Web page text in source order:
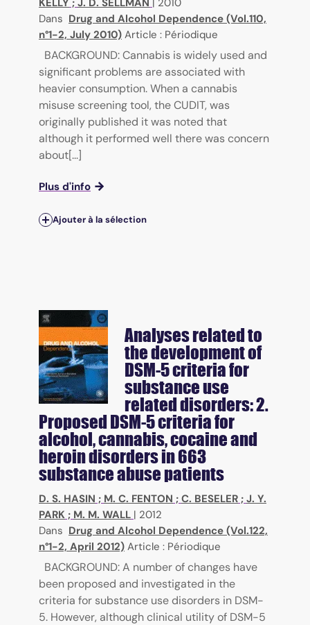
KELLY ; J. D. SELLMAN
2010
Dans Drug and Alcohol Dependence (Vol.110,
n°1-2, July 2010) Article : Périodique
BACKGROUND: Cannabis is widely used and
significant problems are associated with
heavier consumption. When a cannabis
misuse screening tool, the CUDIT, was
originally published it was noted that
although it performed well there was concern
about[...]
Plus d'info
Ajouter à la sélection
Analyses related to
the development of
DSM-5 criteria for
substance use
related disorders: 2.
Proposed DSM-5 criteria for
alcohol, cannabis, cocaine and
heroin disorders in 663
substance abuse patients
D. S. HASIN ; M. C. FENTON ; C. BESELER ; J. Y.
PARK ; M. M. WALL | 2012
Dans Drug and Alcohol Dependence (Vol.122,
n°1-2, April 2012) Article : Périodique
BACKGROUND: A number of changes have
been proposed and investigated in the
criteria for substance use disorders in DSM-
5. However, although clinical utility of DSM-5